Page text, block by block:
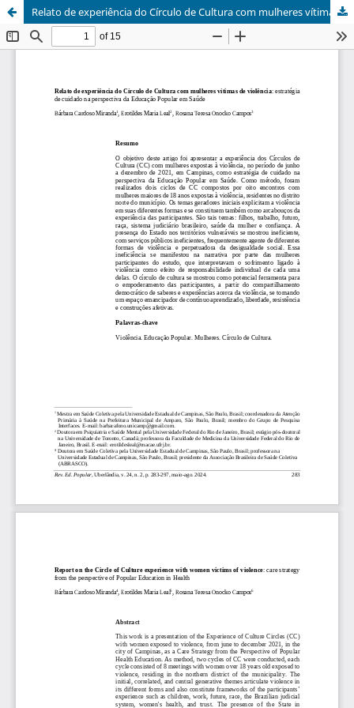
Relato de experiência do Círculo de Cultura com mulheres vítimas de violência